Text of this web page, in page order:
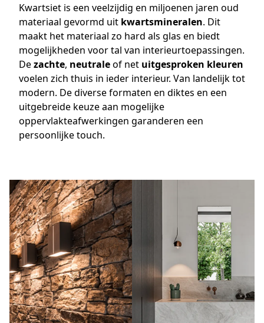
Kwartsiet is een veelzijdig en miljoenen jaren oud
materiaal gevormd uit kwartsmineralen. Dit
maakt het materiaal zo hard als glas en biedt
mogelijkheden voor tal van interieurtoepassingen.
Dezachte, neutraleof net uitgesproken kleuren
voelen zich thuis in ieder interieur. Van landelijk tot
modern. De diverse formaten en diktes en een
uitgebreide keuze aan mogelijke
oppervlakteafwerkingen garanderen een
persoonlijke touch.